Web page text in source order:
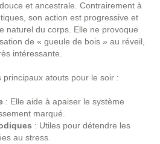
et ancestrale. Contrairement à
son action est progressive et
naturel du corps. Elle ne provoque
de « gueule de bois » au réveil,
intéressante.
principaux atouts pour le soir :
: Elle aide à apaiser le système
marqué.
: Utiles pour détendre les
au stress.